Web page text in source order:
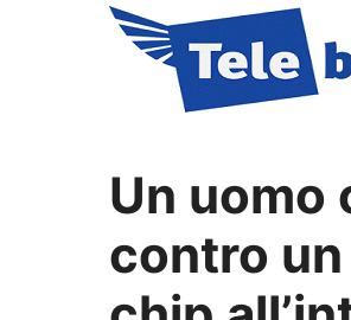
Un uomo
contro